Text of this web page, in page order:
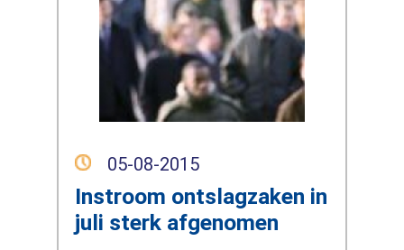
05-08-2015
Instroom ontslagzaken in
juli sterk afgenomen